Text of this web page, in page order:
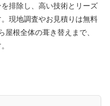
排除し、高い技術とリーズ
現地調査やお見積りは無料
屋根全体の葺き替えまで、